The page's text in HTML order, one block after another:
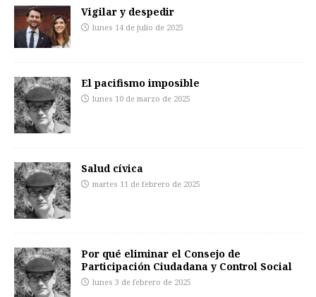
Vigilar y despedir
lunes 14 de julio de 2025
El pacifismo imposible
lunes 10 de marzo de 2025
Salud cívica
martes 11 de febrero de 2025
Por qué eliminar el Consejo de
Participación Ciudadana y Control Social
lunes 3 de febrero de 2025